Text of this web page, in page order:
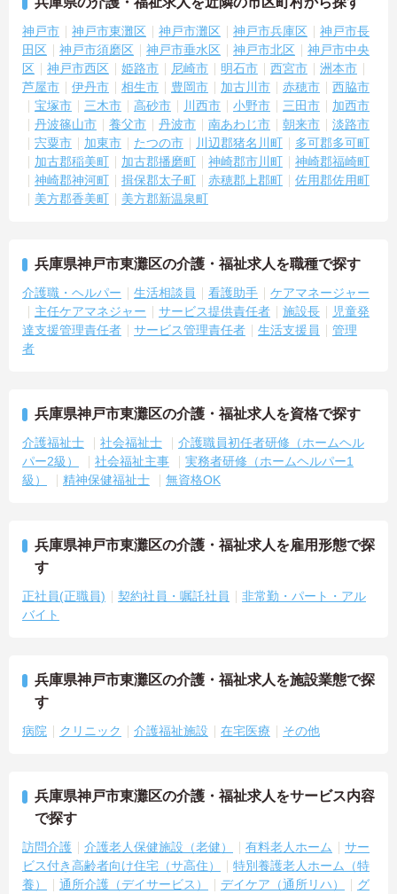
神戸市 神戸市東灘区 神戸市灘区 神戸市兵庫区
神戸市長
田区
神戸市須磨区 神戸市垂水区 神戸市北区
神戸市中央
区
神戸市西区 姫路市 尼崎市 明石市 西宮市
洲本市
芦屋市
伊丹市 相生市 豊岡市 加古川市 赤穂市
西脇市
宝塚市
三木市 高砂市 川西市 小野市 三田市
加西市
丹波篠山市
養父市 丹波市 南あわじ市 朝来市
淡路市
宍粟市
加東市 たつの市 川辺郡猪名川町
多可郡多可町
加古郡稲美町
加古郡播磨町 神崎郡市川町
神崎郡福崎町
神崎郡神河町
揖保郡太子町 赤穂郡上郡町
佐用郡佐用町
美方郡香美町
美方郡新温泉町
兵庫県神戸市東灘区の介護・福祉求人を職種で探す
介護職・ヘルパー 生活相談員 看護助手
ケアマネージャー
主任ケアマネジャー
サービス提供責任者 施設長
児童発
達支援管理責任者
サービス管理責任者 生活支援員
管理
者
兵庫県神戸市東灘区の介護・福祉求人を資格で探す
介護福祉士 社会福祉士
介護職員初任者研修（ホームヘル
パー2級）
社会福祉主事
実務者研修（ホームヘルパー1
級）
精神保健福祉士 無資格OK
兵庫県神戸市東灘区の介護・福祉求人を雇用形態で探
す
正社員(正職員) 契約社員・嘱託社員
非常勤・パート・アル
バイト
兵庫県神戸市東灘区の介護・福祉求人を施設業態で探
す
病院 クリニック 介護福祉施設 在宅医療 その他
兵庫県神戸市東灘区の介護・福祉求人をサービス内容
で探す
訪問介護 介護老人保健施設（老健） 有料老人ホーム
サー
ビス付き高齢者向け住宅（サ高住）
特別養護老人ホーム（特
養）
通所介護（デイサービス） デイケア（通所リハ）
グ